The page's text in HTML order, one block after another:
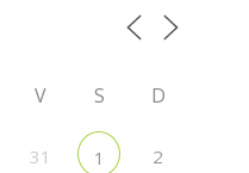
V S D
31 1 2